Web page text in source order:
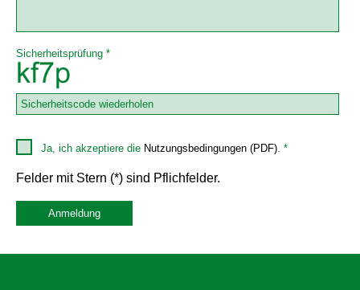
Sicherheitsprüfung *
Ja, ich akzeptiere die Nutzungsbedingungen (PDF). *
Felder mit Stern (*) sind Pflichfelder.
Anmeldung